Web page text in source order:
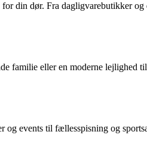
din dør. Fra dagligvarebutikker
familie eller en moderne
og events til fællesspisning og